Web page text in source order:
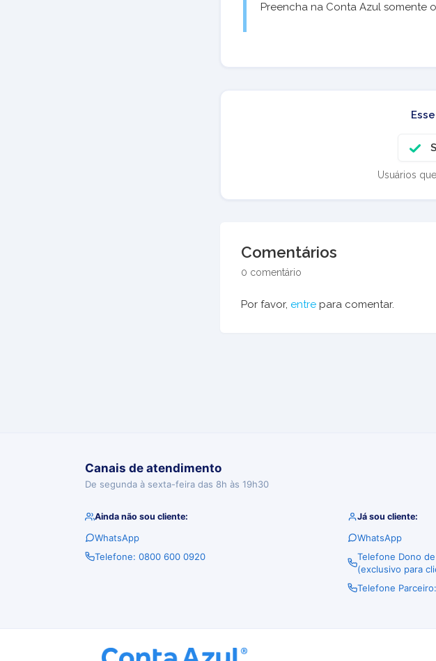
Preencha na Conta Azul somente
Usuários
Comentários
0 comentário
Por favor, entre para comentar.
Canais de atendimento
De segunda à sexta-feira das 8h às 19h30
Ainda não sou cliente:
WhatsApp
Telefone: 0800 600 0920
Já sou cliente:
WhatsApp
Telefone Dono
(exclusivo para
Telefone